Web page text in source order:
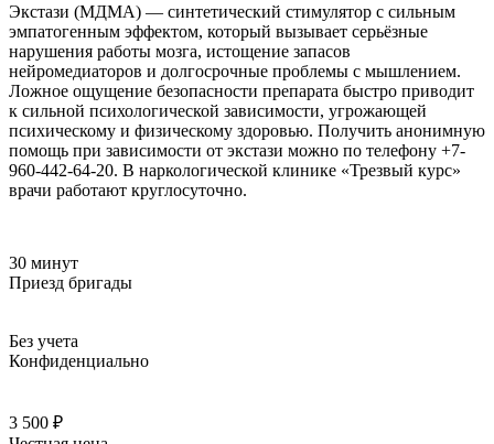
Экстази (МДМА) — синтетический стимулятор с сильным
эмпатогенным эффектом, который вызывает серьёзные
нарушения работы мозга, истощение запасов
нейромедиаторов и долгосрочные проблемы с мышлением.
Ложное ощущение безопасности препарата быстро приводит
к сильной психологической зависимости, угрожающей
психическому и физическому здоровью. Получить анонимную
помощь при зависимости от экстази можно по телефону +7-
960-442-64-20. В наркологической клинике «Трезвый курс»
врачи работают круглосуточно.
30 минут
Приезд бригады
Без учета
Конфиденциально
3 500 ₽